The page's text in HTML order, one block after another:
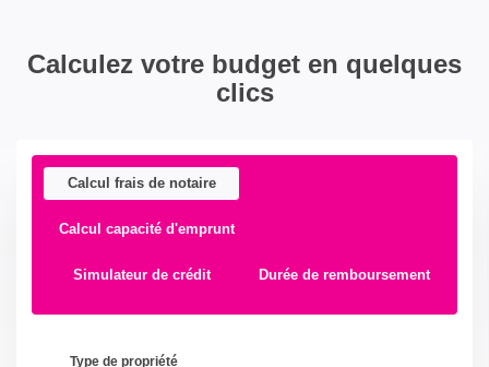
Calculez votre budget en quelques
clics
Calcul frais de notaire
Calcul capacité d'emprunt
Simulateur de crédit Durée de remboursement